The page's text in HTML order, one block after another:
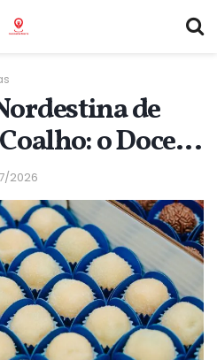
de
o Doce
Recheia a
2026